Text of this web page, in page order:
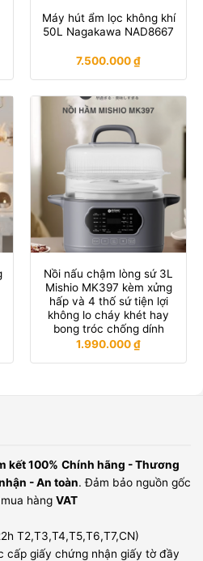
Máy hút ẩm lọc không khí
50L Nagakawa NAD8667
7.500.000₫
Nồi nấu chậm lòng sứ 3L
Mishio MK397 kèm xửng
hấp và 4 thố sứ tiện lợi
không lo cháy khét hay
bong tróc chống dính
1.990.000₫
kết 100% Chính hãng - Thương
- An toàn. Đảm bảo nguồn gốc
hàng VAT
T2,T3,T4,T5,T6,T7,CN)
cấp giấy chứng nhận giấy tờ đầy